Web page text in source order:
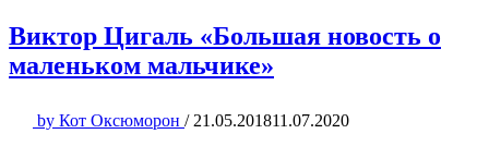
Виктор Цигаль «Большая новость о
маленьком мальчике»
by Кот Оксюморон / 21.05.201811.07.2020